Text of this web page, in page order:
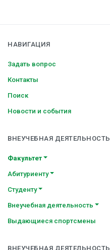
НАВИГАЦИЯ
Задать вопрос
Контакты
Поиск
Новости и события
ВНЕУЧЕБНАЯ ДЕЯТЕЛЬНОСТЬ
Факультет
Абитуриенту
Студенту
Внеучебная деятельность
Выдающиеся спортсмены
ВНЕУЧЕБНАЯ ДЕЯТЕЛЬНОСТЬ